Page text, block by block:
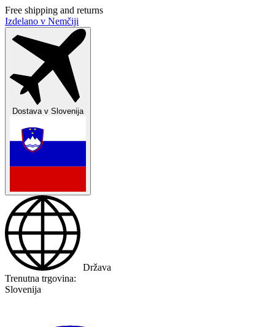
Free shipping and returns
Izdelano v Nemčiji
Dostava v Slovenija
Država
Trenutna trgovina:
Slovenija